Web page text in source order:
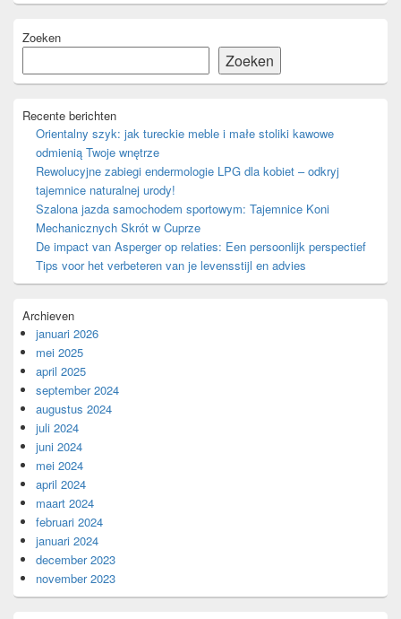
zijbalk
gebied
Zoeken
Zoeken
Recente berichten
Orientalny szyk: jak tureckie meble i małe stoliki kawowe
odmienią Twoje wnętrze
Rewolucyjne zabiegi endermologie LPG dla kobiet – odkryj
tajemnice naturalnej urody!
Szalona jazda samochodem sportowym: Tajemnice Koni
Mechanicznych Skrót w Cuprze
De impact van Asperger op relaties: Een persoonlijk perspectief
Tips voor het verbeteren van je levensstijl en advies
Archieven
januari 2026
mei 2025
april 2025
september 2024
augustus 2024
juli 2024
juni 2024
mei 2024
april 2024
maart 2024
februari 2024
januari 2024
december 2023
november 2023